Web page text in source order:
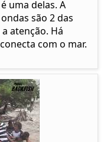
uma delas. A
são 2 das
atenção. Há
com o mar.